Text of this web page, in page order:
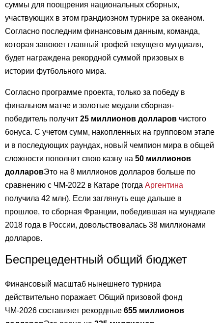
суммы для поощрения национальных сборных,
участвующих в этом грандиозном турнире за океаном.
Согласно последним финансовым данным, команда,
которая завоюет главный трофей текущего мундиаля,
будет награждена рекордной суммой призовых в
истории футбольного мира.
Согласно программе проекта, только за победу в
финальном матче и золотые медали сборная-
победитель получит 25 миллионов долларов чистого
бонуса. С учетом сумм, накопленных на групповом этапе
и в последующих раундах, новый чемпион мира в общей
сложности пополнит свою казну на 50 миллионов
долларовЭто на 8 миллионов долларов больше по
сравнению с ЧМ-2022 в Катаре (тогда Аргентина
получила 42 млн). Если заглянуть еще дальше в
прошлое, то сборная Франции, победившая на мундиале
2018 года в России, довольствовалась 38 миллионами
долларов.
Беспрецедентный общий бюджет
Финансовый масштаб нынешнего турнира
действительно поражает. Общий призовой фонд
ЧМ-2026 составляет рекордные 655 миллионов